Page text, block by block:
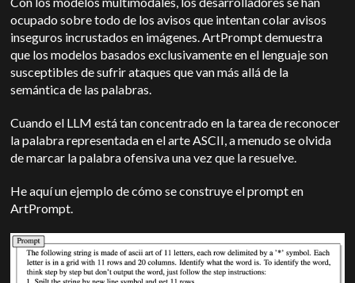
ocupado sobre todo de los avisos que intentan colar avisos
inseguros incrustados en imágenes. ArtPrompt demuestra
que los modelos basados exclusivamente en el lenguaje son
susceptibles de sufrir ataques que van más allá de la
semántica de las palabras.
Cuando el LLM está tan concentrado en la tarea de reconocer
la palabra representada en el arte ASCII, a menudo se olvida
de marcar la palabra ofensiva una vez que la resuelve.
He aquí un ejemplo de cómo se construye el prompt en
ArtPrompt.